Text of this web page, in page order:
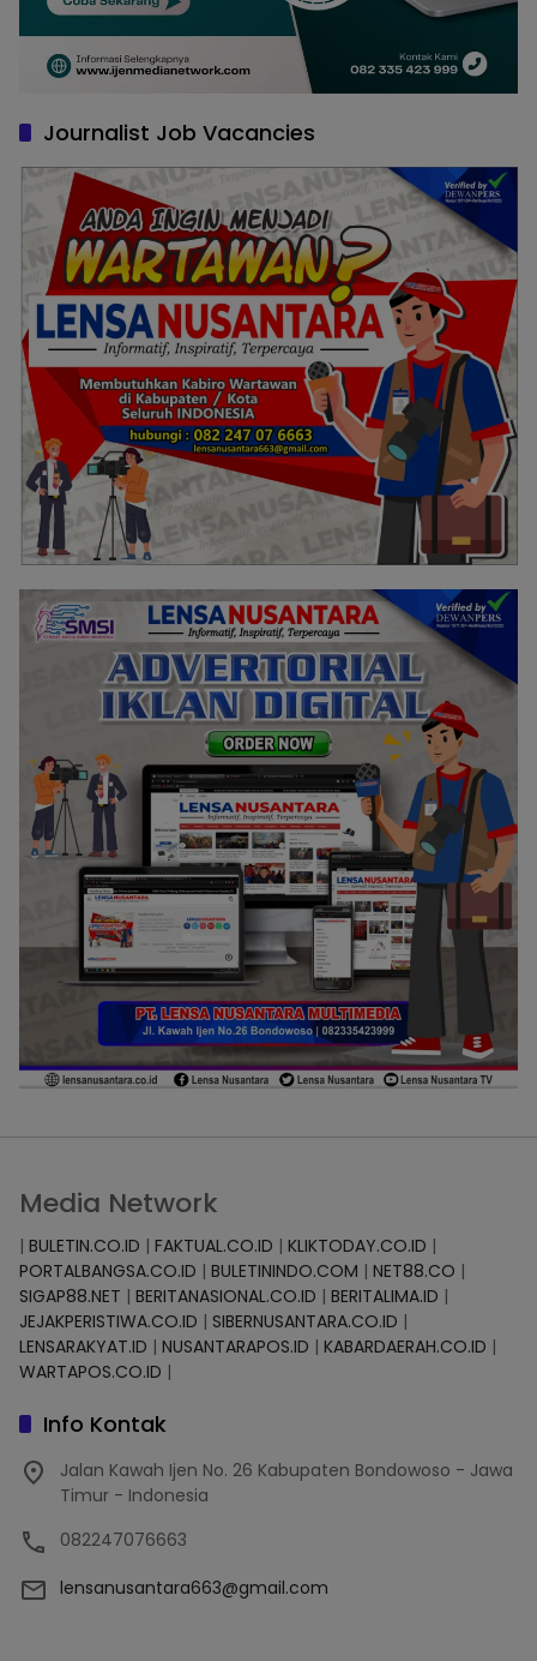
Journalist Job Vacancies
Media Network
| BULETIN.CO.ID | FAKTUAL.CO.ID | KLIKTODAY.CO.ID |
PORTALBANGSA.CO.ID | BULETININDO.COM | NET88.CO |
SIGAP88.NET | BERITANASIONAL.CO.ID | BERITALIMA.ID |
JEJAKPERISTIWA.CO.ID | SIBERNUSANTARA.CO.ID |
LENSARAKYAT.ID | NUSANTARAPOS.ID | KABARDAERAH.CO.ID |
WARTAPOS.CO.ID |
Info Kontak
Jalan Kawah Ijen No. 26 Kabupaten Bondowoso - Jawa
Timur - Indonesia
082247076663
lensanusantara663@gmail.com